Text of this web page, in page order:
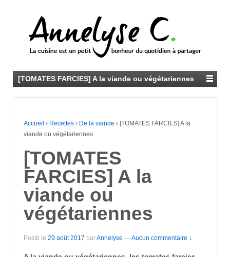
[TOMATES FARCIES] A la viande ou végétariennes
Accueil › Recettes › De la viande › [TOMATES FARCIES] A la
viande ou végétariennes
[TOMATES
FARCIES] A la
viande ou
végétariennes
Posté le 29 août 2017 parAnnelyse —Aucun commentaire ↓